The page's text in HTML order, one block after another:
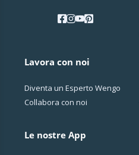
Lavora con noi
Diventa un Esperto Wengo
Collabora con noi
Le nostre App